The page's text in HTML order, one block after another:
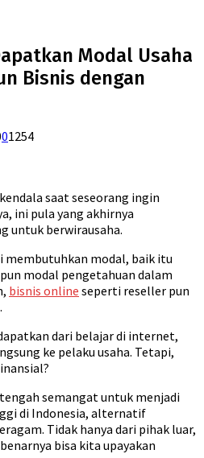
Modal Usaha
Bisnis dengan
01254
saat seseorang ingin
ini pula yang akhirnya
untuk berwirausaha.
membutuhkan modal, baik itu
modal pengetahuan dalam
bisnis online seperti reseller pun
dari belajar di internet,
ke pelaku usaha. Tetapi,
semangat untuk menjadi
di Indonesia, alternatif
Tidak hanya dari pihak luar,
bisa kita upayakan